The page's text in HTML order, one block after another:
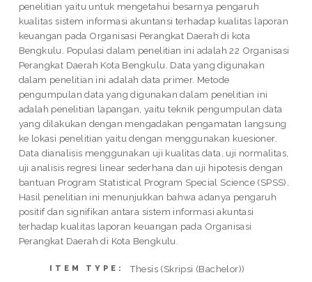
penelitian yaitu untuk mengetahui besarnya pengaruh
kualitas sistem informasi akuntansi terhadap kualitas laporan
keuangan pada Organisasi Perangkat Daerah di kota
Bengkulu. Populasi dalam penelitian ini adalah 22 Organisasi
Perangkat Daerah Kota Bengkulu. Data yang digunakan
dalam penelitian ini adalah data primer. Metode
pengumpulan data yang digunakan dalam penelitian ini
adalah penelitian lapangan, yaitu teknik pengumpulan data
yang dilakukan dengan mengadakan pengamatan langsung
ke lokasi penelitian yaitu dengan menggunakan kuesioner.
Data dianalisis menggunakan uji kualitas data, uji normalitas,
uji analisis regresi linear sederhana dan uji hipotesis dengan
bantuan Program Statistical Program Special Science (SPSS).
Hasil penelitian ini menunjukkan bahwa adanya pengaruh
positif dan signifikan antara sistem informasi akuntasi
terhadap kualitas laporan keuangan pada Organisasi
Perangkat Daerah di Kota Bengkulu.
ITEM TYPE: Thesis (Skripsi (Bachelor))